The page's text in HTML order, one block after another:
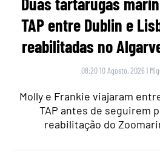
TAP entre Dublin e
reabilitadas no
08:20 10 Agosto, 2026 |
Molly e Frankie viajaram
TAP antes de seguirem
reabilitação do